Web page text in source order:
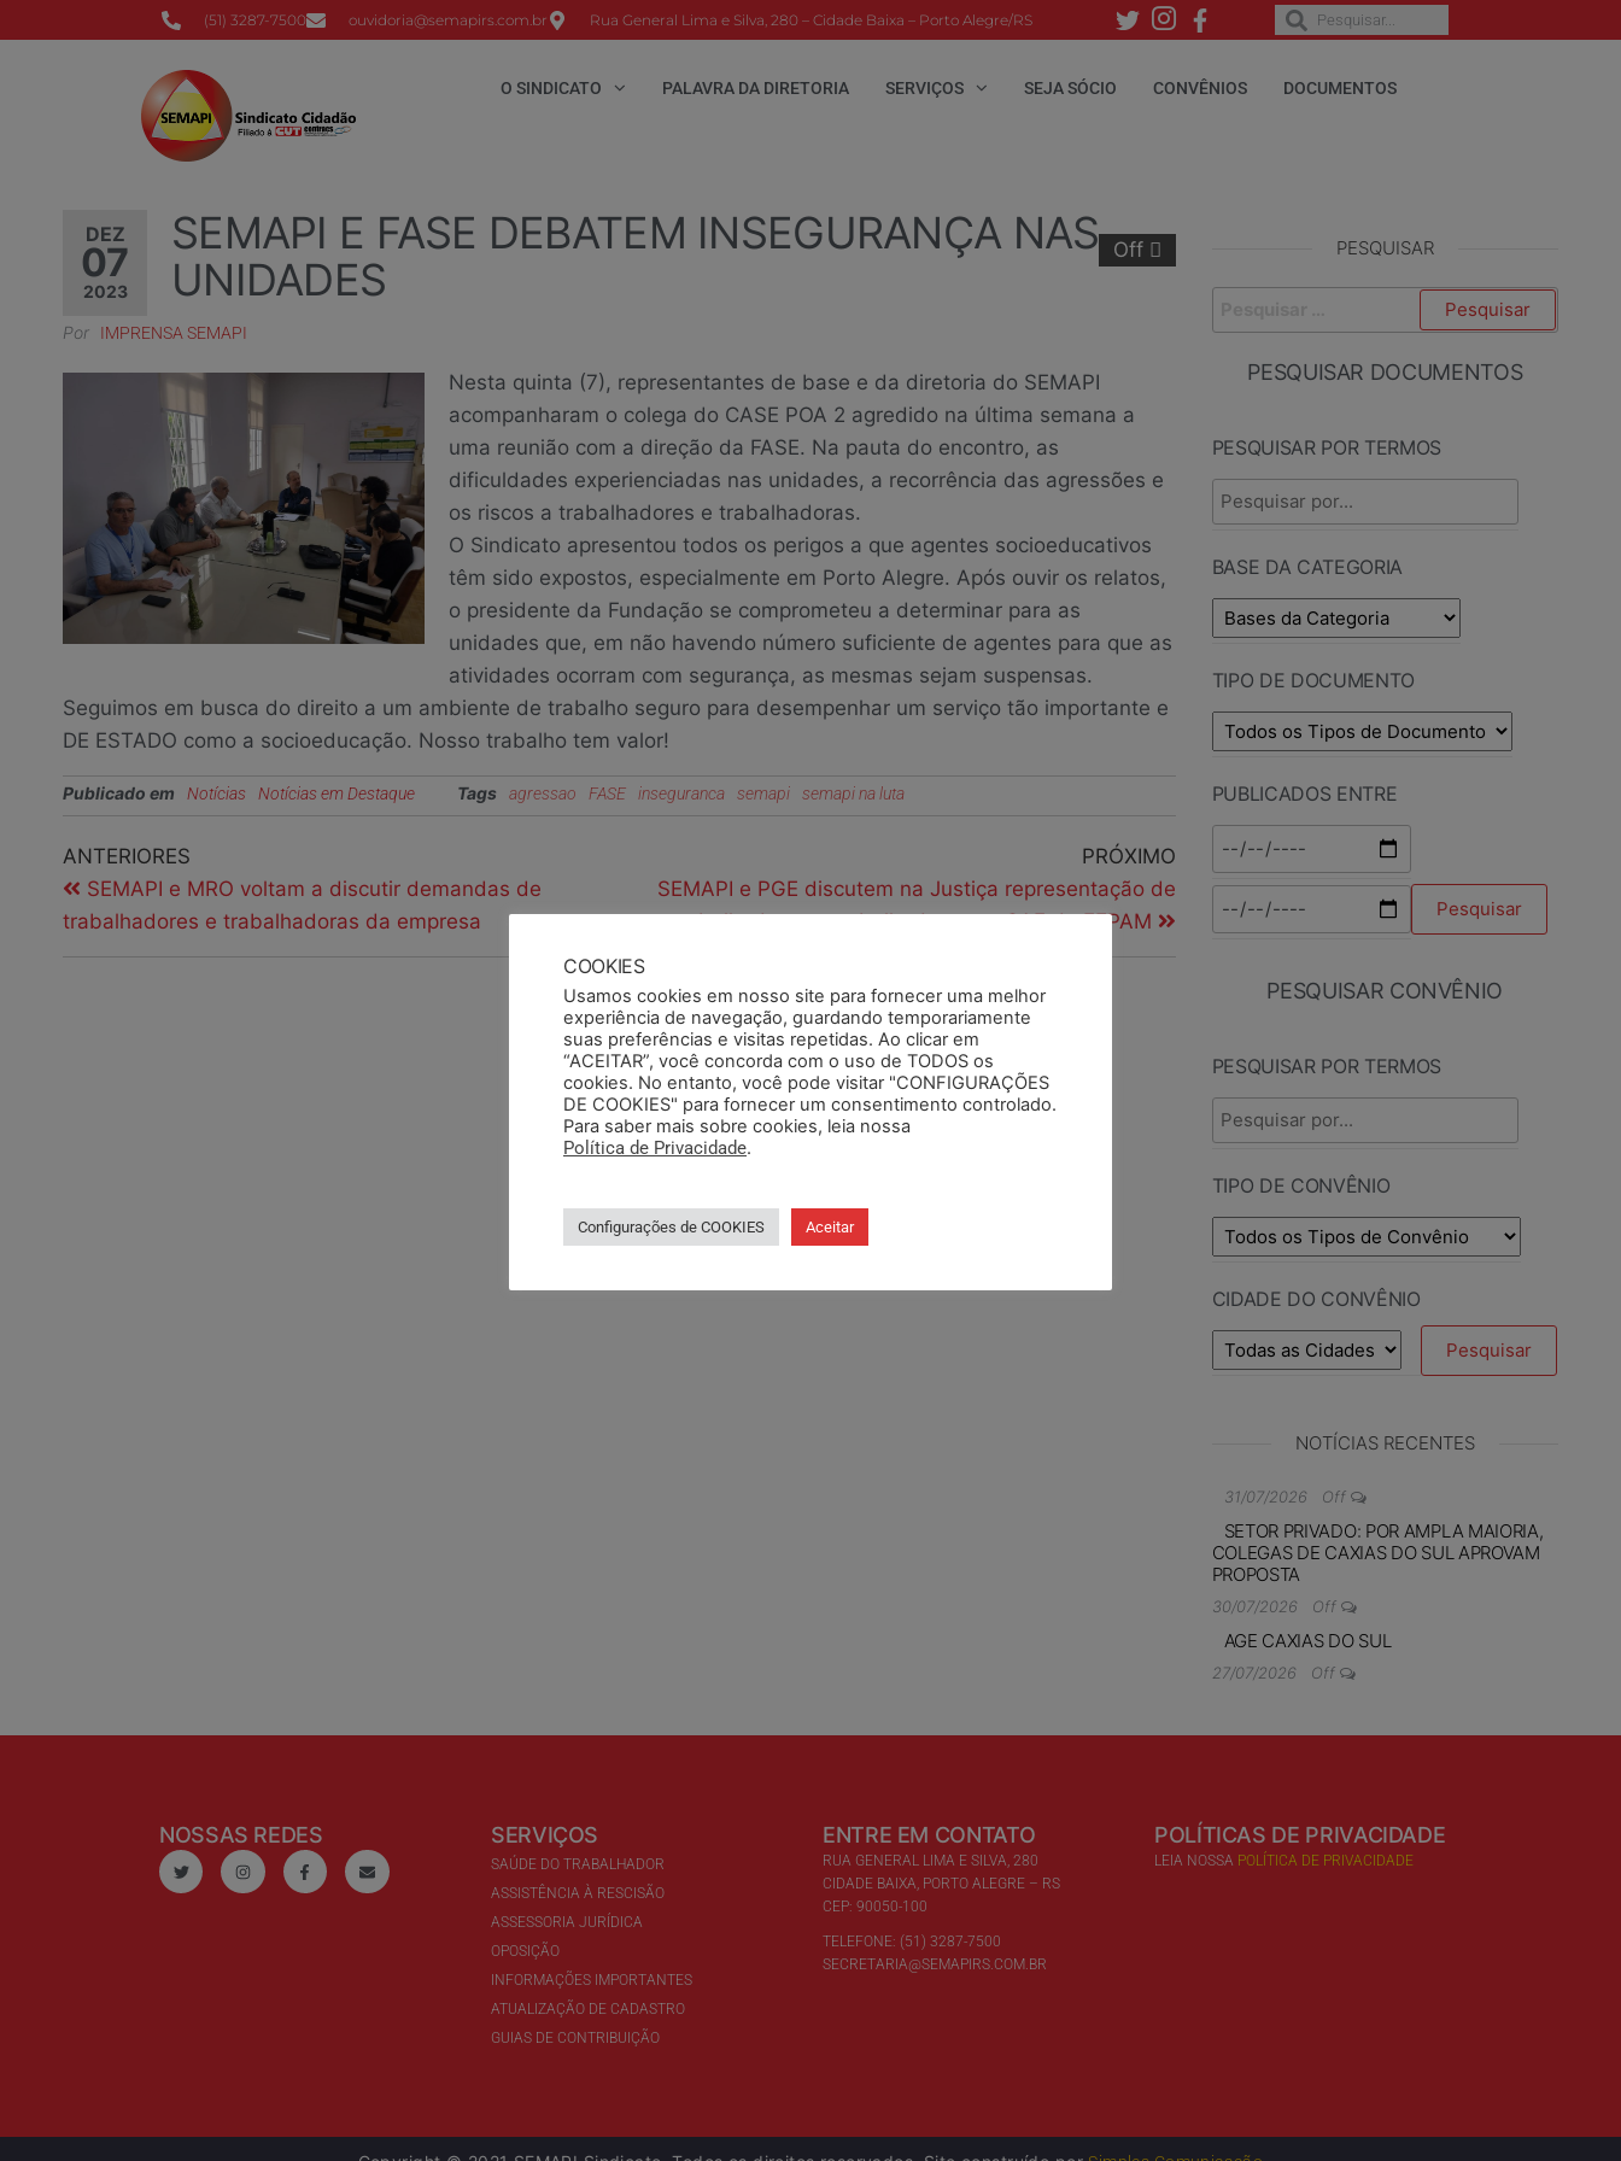
(51) 3287-7500 ouvidoria@semapirs.com.br Rua General Lima e Silva, 280 – Cidade Baixa – Porto Alegre/RS
O SINDICATO PALAVRA DA DIRETORIA SERVIÇOS SEJA SÓCIO CONVÊNIOS DOCUMENTOS
DEZ
07
2023
Off
SEMAPI E FASE DEBATEM INSEGURANÇA NAS
UNIDADES
Por IMPRENSA SEMAPI
Nesta quinta (7), representantes de base e da diretoria do SEMAPI
acompanharam o colega do CASE POA 2 agredido na última semana a
uma reunião com a direção da FASE. Na pauta do encontro, as
dificuldades experienciadas nas unidades, a recorrência das agressões e
os riscos a trabalhadores e trabalhadoras.
O Sindicato apresentou todos os perigos a que agentes socioeducativos
têm sido expostos, especialmente em Porto Alegre. Após ouvir os relatos,
o presidente da Fundação se comprometeu a determinar para as
unidades que, em não havendo número suficiente de agentes para que as
atividades ocorram com segurança, as mesmas sejam suspensas.
Seguimos em busca do direito a um ambiente de trabalho seguro para desempenhar um serviço tão importante e
DE ESTADO como a socioeducação. Nosso trabalho tem valor!
Publicado em Notícias Notícias em Destaque Tags agressao FASE inseguranca semapi semapi na luta
ANTERIORES
SEMAPI e MRO voltam a discutir demandas de
trabalhadores e trabalhadoras da empresa
PRÓXIMO
SEMAPI e PGE discutem na Justiça representação de
trabalhadores e trabalhadoras no CAF da FEPAM
PESQUISAR
PESQUISAR DOCUMENTOS
PESQUISAR POR TERMOS
BASE DA CATEGORIA
TIPO DE DOCUMENTO
PUBLICADOS ENTRE
PESQUISAR CONVÊNIO
PESQUISAR POR TERMOS
TIPO DE CONVÊNIO
CIDADE DO CONVÊNIO
NOTÍCIAS RECENTES
31/07/2026 Off
SETOR PRIVADO: POR AMPLA MAIORIA,
COLEGAS DE CAXIAS DO SUL APROVAM
PROPOSTA
30/07/2026 Off
AGE CAXIAS DO SUL
27/07/2026 Off
NOSSAS REDES SERVIÇOS
SAÚDE DO TRABALHADOR
ASSISTÊNCIA À RESCISÃO
ASSESSORIA JURÍDICA
OPOSIÇÃO
INFORMAÇÕES IMPORTANTES
ATUALIZAÇÃO DE CADASTRO
GUIAS DE CONTRIBUIÇÃO
ENTRE EM CONTATO
RUA GENERAL LIMA E SILVA, 280
CIDADE BAIXA, PORTO ALEGRE – RS
CEP: 90050-100
TELEFONE: (51) 3287-7500
SECRETARIA@SEMAPIRS.COM.BR
POLÍTICAS DE PRIVACIDADE
LEIA NOSSA POLÍTICA DE PRIVACIDADE
COOKIES
Usamos cookies em nosso site para fornecer uma melhor
experiência de navegação, guardando temporariamente
suas preferências e visitas repetidas. Ao clicar em
“ACEITAR”, você concorda com o uso de TODOS os
cookies. No entanto, você pode visitar "CONFIGURAÇÕES
DE COOKIES" para fornecer um consentimento controlado.
Para saber mais sobre cookies, leia nossa
Política de Privacidade.
Configurações de COOKIES Aceitar